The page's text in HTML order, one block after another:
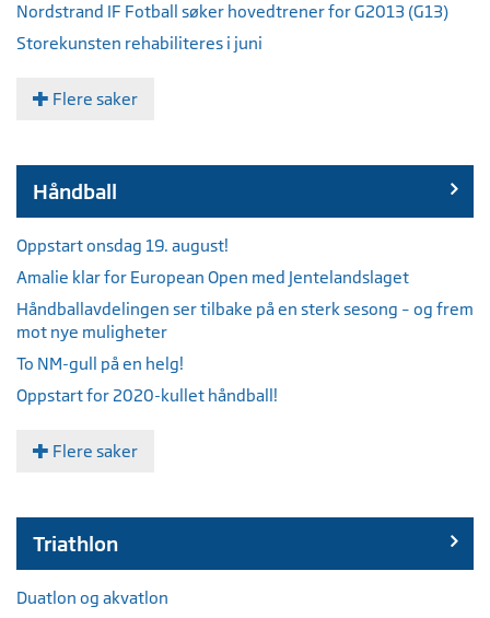
Nordstrand IF Fotball søker hovedtrener for G2013 (G13)
Storekunsten rehabiliteres i juni
Flere saker
Håndball
Oppstart onsdag 19. august!
Amalie klar for European Open med Jentelandslaget
Håndballavdelingen ser tilbake på en sterk sesong – og frem
mot nye muligheter
To NM-gull på en helg!
Oppstart for 2020-kullet håndball!
Flere saker
Triathlon
Duatlon og akvatlon